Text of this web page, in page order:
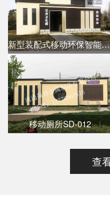
新型装配式移动环保智能公厕
移动厕所SD-012
查